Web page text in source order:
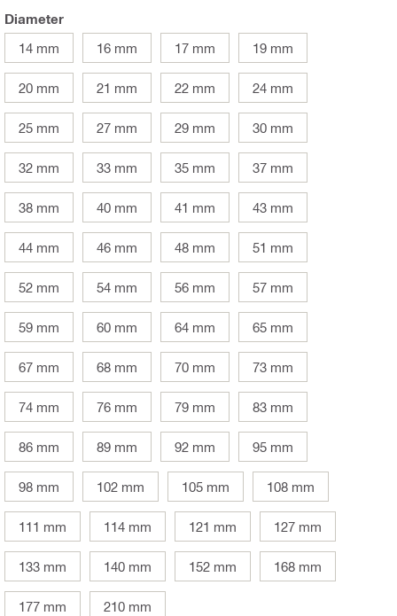
Diameter
14 mm
16 mm 17 mm 19 mm
20 mm 21 mm 22 mm 24 mm
25 mm 27 mm 29 mm 30 mm
32 mm 33 mm 35 mm 37 mm
38 mm 40 mm 41 mm 43 mm
44 mm 46 mm 48 mm 51 mm
52 mm 54 mm 56 mm 57 mm
59 mm 60 mm 64 mm 65 mm
67 mm 68 mm 70 mm 73 mm
74 mm 76 mm 79 mm 83 mm
86 mm 89 mm 92 mm 95 mm
98 mm 102 mm 105 mm 108 mm
111 mm 114 mm 121 mm 127 mm
133 mm 140 mm 152 mm 168 mm
177 mm 210 mm